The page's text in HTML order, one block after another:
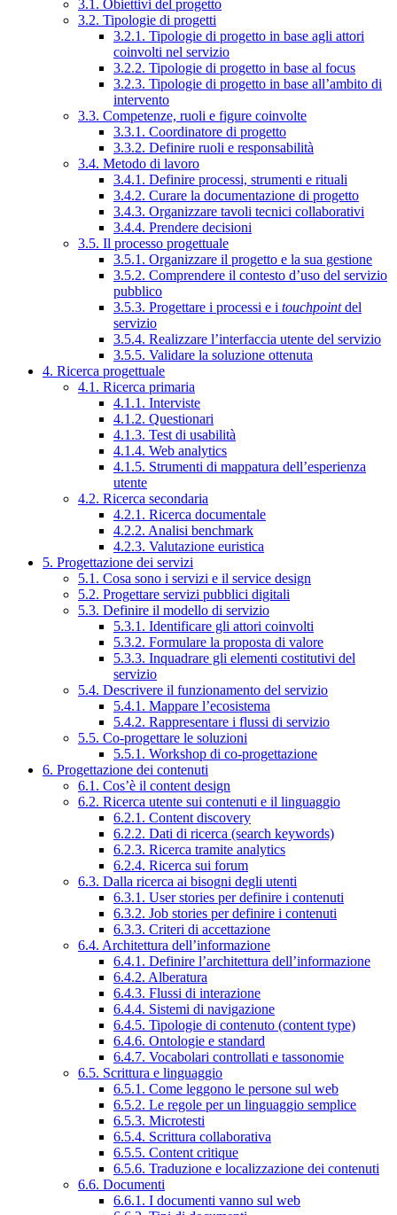
3.1. Obiettivi del progetto
3.2. Tipologie di progetti
3.2.1. Tipologie di progetto in base agli attori
coinvolti nel servizio
3.2.2. Tipologie di progetto in base al focus
3.2.3. Tipologie di progetto in base all’ambito di
intervento
3.3. Competenze, ruoli e figure coinvolte
3.3.1. Coordinatore di progetto
3.3.2. Definire ruoli e responsabilità
3.4. Metodo di lavoro
3.4.1. Definire processi, strumenti e rituali
3.4.2. Curare la documentazione di progetto
3.4.3. Organizzare tavoli tecnici collaborativi
3.4.4. Prendere decisioni
3.5. Il processo progettuale
3.5.1. Organizzare il progetto e la sua gestione
3.5.2. Comprendere il contesto d’uso del servizio
pubblico
3.5.3. Progettare i processi e i touchpointdel
servizio
3.5.4. Realizzare l’interfaccia utente del servizio
3.5.5. Validare la soluzione ottenuta
4. Ricerca progettuale
4.1. Ricerca primaria
4.1.1. Interviste
4.1.2. Questionari
4.1.3. Test di usabilità
4.1.4. Web analytics
4.1.5. Strumenti di mappatura dell’esperienza
utente
4.2. Ricerca secondaria
4.2.1. Ricerca documentale
4.2.2. Analisi benchmark
4.2.3. Valutazione euristica
5. Progettazione dei servizi
5.1. Cosa sono i servizi e il service design
5.2. Progettare servizi pubblici digitali
5.3. Definire il modello di servizio
5.3.1. Identificare gli attori coinvolti
5.3.2. Formulare la proposta di valore
5.3.3. Inquadrare gli elementi costitutivi del
servizio
5.4. Descrivere il funzionamento del servizio
5.4.1. Mappare l’ecosistema
5.4.2. Rappresentare i flussi di servizio
5.5. Co-progettare le soluzioni
5.5.1. Workshop di co-progettazione
6. Progettazione dei contenuti
6.1. Cos’è il content design
6.2. Ricerca utente sui contenuti e il linguaggio
6.2.1. Content discovery
6.2.2. Dati di ricerca (search keywords)
6.2.3. Ricerca tramite analytics
6.2.4. Ricerca sui forum
6.3. Dalla ricerca ai bisogni degli utenti
6.3.1. User stories per definire i contenuti
6.3.2. Job stories per definire i contenuti
6.3.3. Criteri di accettazione
6.4. Architettura dell’informazione
6.4.1. Definire l’architettura dell’informazione
6.4.2. Alberatura
6.4.3. Flussi di interazione
6.4.4. Sistemi di navigazione
6.4.5. Tipologie di contenuto (content type)
6.4.6. Ontologie e standard
6.4.7. Vocabolari controllati e tassonomie
6.5. Scrittura e linguaggio
6.5.1. Come leggono le persone sul web
6.5.2. Le regole per un linguaggio semplice
6.5.3. Microtesti
6.5.4. Scrittura collaborativa
6.5.5. Content critique
6.5.6. Traduzione e localizzazione dei contenuti
6.6. Documenti
6.6.1. I documenti vanno sul web